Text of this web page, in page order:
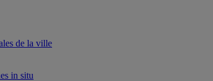
de la ville
in situ